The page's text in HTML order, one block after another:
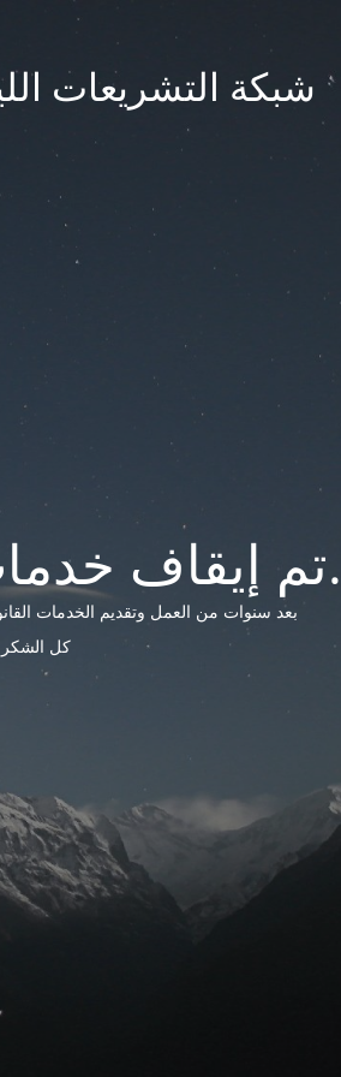
شبكة التشريعات
تم إيقاف خدمات شبكة التشريعات الليبية.
بعد سنوات من العمل وتقديم الخدمات
كل الشكر